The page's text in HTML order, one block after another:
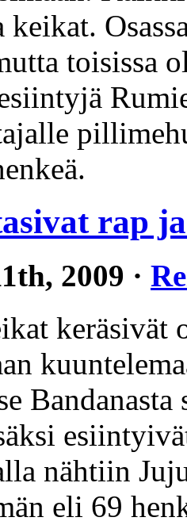
keikat.
toisissa
rap
2009 ·
keräsivät
nähtiin
eli 69